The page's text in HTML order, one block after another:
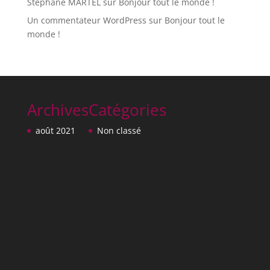
Un commentateur WordPress sur Bonjour tout le
monde !
Archives
août 2021
Catégories
Non classé